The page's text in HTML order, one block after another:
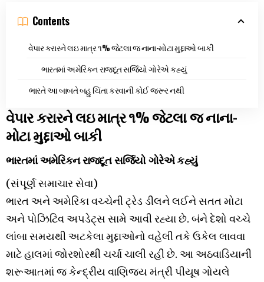
Contents
વેપાર કરારને લઇ માત્ર ૧% જેટલા જ નાના-મોટા મુદ્દાઓ બાકી
ભારતમાં અમેરિકન રાજદૂત સર્જિયો ગોરેએ કહ્યું
ભારતે આ બાબતે બહુ ચિંતા કરવાની કોઈ જરૂર નથી
વેપાર કરારને લઇ માત્ર ૧% જેટલા જ નાના-
મોટા મુદ્દાઓ બાકી
ભારતમાં અમેરિકન રાજદૂત સર્જિયો ગોરેએ કહ્યું
(સંપૂર્ણ સમાચાર સેવા)
ભારત અને અમેરિકા વચ્ચેની ટ્રેડ ડીલને લઈને સતત મોટા
અને પોઝિટિવ અપડેટ્સ સામે આવી રહ્યા છે. બંને દેશો વચ્ચે
લાંબા સમયથી અટકેલા મુદ્દાઓનો વહેલી તકે ઉકેલ લાવવા
માટે હાલમાં જોરશોરથી ચર્ચા ચાલી રહી છે. આ અઠવાડિયાની
શરૂઆતમાં જ કેન્દ્રીય વાણિજ્ય મંત્રી પીયૂષ ગોયલે